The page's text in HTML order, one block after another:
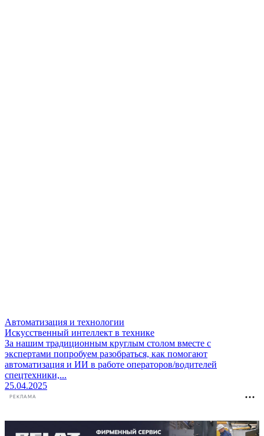
Автоматизация и технологии
Искусственный интеллект в технике
За нашим традиционным круглым столом вместе с
экспертами попробуем разобраться, как помогают
автоматизация и ИИ в работе операторов/водителей
спецтехники,...
25.04.2025
РЕКЛАМА